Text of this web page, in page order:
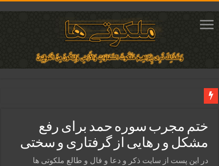
ختم آیات ۲ و ۳ سوره طلاق برای افزایش رزق و روزی | روش ختم، متن آیات و فضیلت
آیات قرآنی برای استجابت دعا و آسان شدن کارها و برآورده شدن حاجت
قویترین ذکر استجابت دعا و حاجت روایی | ذکر اسماء الحسنی برآورده شدن حاجت
ختم مجرب سوره حمد برای رفع
مشکل و رهایی از گرفتاری و سختی
در این پست از سایت ذکر و دعا و فال و طالع ملکوتی ها